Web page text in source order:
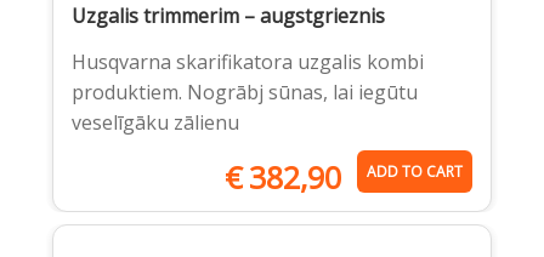
Uzgalis trimmerim – augstgrieznis
Husqvarna skarifikatora uzgalis kombi
produktiem. Nogrābj sūnas, lai iegūtu
veselīgāku zālienu
€382,90 ADD TO CART